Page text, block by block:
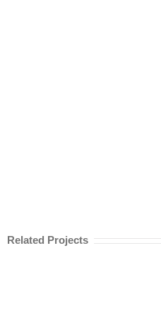
Related Projects